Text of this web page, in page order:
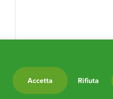
Accetta Rifiuta